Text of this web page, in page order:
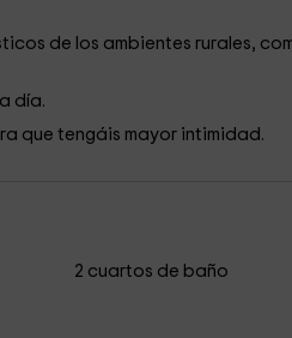
de los ambientes rurales,
día.
que tengáis mayor intimidad.
2 cuartos de baño